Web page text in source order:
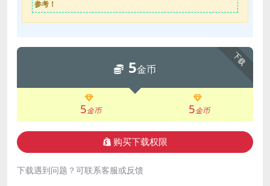
参考！
下载
5金币
5金币 5金币
购买下载权限
下载遇到问题？可联系客服或反馈